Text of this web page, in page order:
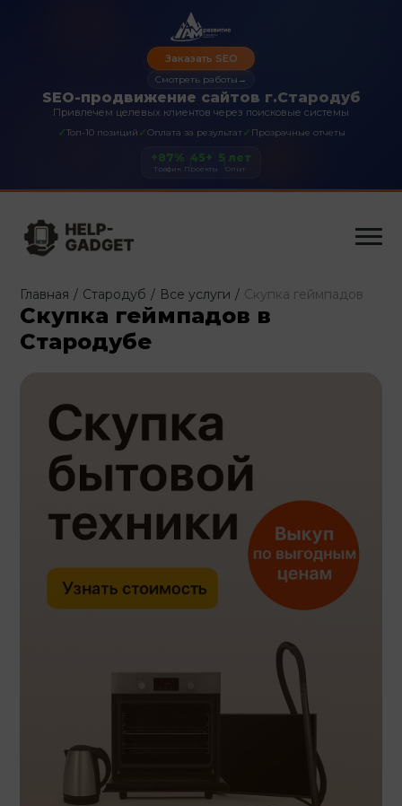
SEO-продвижение сайтов г.Стародуб
Привлечем целевых клиентов через поисковые системы
✓Топ-10 позиций ✓Оплата за результат✓ Прозрачные отчеты
Заказать SEO
Смотреть работы →
+87%
Трафик
45+
Проекты
5 лет
Опыт
Главная / Стародуб / Все услуги / Скупка геймпадов
Скупка геймпадов в
Стародубе